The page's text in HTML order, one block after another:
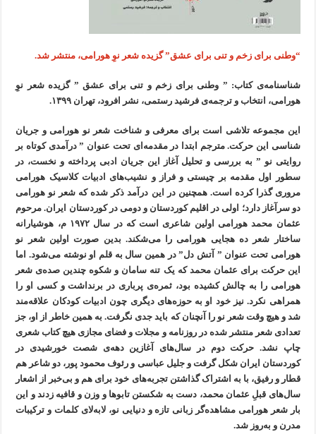
“وطنی برای زخم و تنی برای عشق” گزیده شعر نوِ هورامی، منتشر شد.
شناسنامه‌ی کتاب: ” وطنی برای زخم و تنی برای عشق ” گزیده شعر نوِ
هورامی، انتخاب و ترجمه‌ی فرشید رستمی، نشر افرود، تهران ۱۳۹۹.
این مجموعه تلاشی است برای معرفی و شناخت شعر نو هورامی و جریان
شناسی این حرکت. مترجم ابتدا در مقدمه‌ای تحت عنوان ” درآمدی کوتاه بر
روایتی نو ” به بررسی و تحلیل آغاز این جریان ادبی پرداخته و نخست، در
سطور اول مقدمه بر چیستی و فراز و نشیب‌های ادبیات کلاسیک هورامی
مروری گذرا کرده است. همچنین در این درآمد ذکر شده که شعر نو هورامی
دو سرآغاز دارد؛ اولی در اقلیم کوردستان و دومی در کوردستان ایران. مرحوم
عثمان محمد هورامی اولین شاعری است که در سال ۱۹۷۲ م، هوشیارانه
ساختار شعر ده هجایی هورامی را می‌شکند. بدین صورت اولین شعر نو
هورامی تحت عنوان ” آتش دل” در همین سال به قلم او نوشته‌ می‌شود. اما
این حرکت برای عثمان محمد که یک تنه سامان و شکوه چندین صده‌ی شعر
هورامی را به چالش کشیده بود، ثمر‌ه‌ی پرباری در برنداشت و کسی او را
همراهی نکرد. نیز خود او به حوزه‌های دیگری چون ادبیات کودکان علاقه‌مند
شد و هیچ وقت شعر نو را آنچنان که باید جدی نگرفت. به همین خاطر از او، جز
تعدادی شعر منتشر شده در روزنامه و مجلات و فضای مجازی هیچ کتاب شعری
چاپ نشد. حرکت دوم در سال‌های آغازین دهه‌ی شصت خورشیدی در
کوردستان ایران شکل گرفت و جلیل عباسی و رئوف محمود پور، دو شاعر هم
قطار و رفیق، با به اشتراک گذاشتن تجربه‌های خود برای هم و بی‌خبر از اشعار
سال‌های قبلِ عثمان محمد، دست به شکستن تابوها و وزن و قافیه زدند و این
بار شعر هورامی مشاهده‌گر زبانی تازه و دنیایی نو، لابه‌لای کلمات و ترکیبات
مدرن و به‌روز شد.